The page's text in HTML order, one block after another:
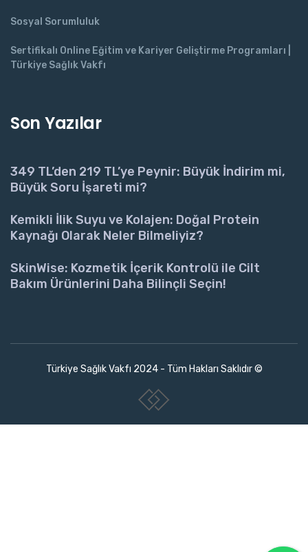
Sosyal Sorumluluk
Sertifikalı Online Eğitim ve Kariyer Geliştirme Programları |
Türkiye Sağlık Vakfı
Son Yazılar
349 TL’den 219 TL’ye Peynir: Büyük İndirim mi,
Büyük Soru İşareti mi?
Kemikli İlik Suyu ve Kolajen: Doğal Protein
Kaynağı Olarak Neler Bilmeliyiz?
SkinWise: Kozmetik İçerik Kontrolü ile Cilt
Bakım Ürünlerini Daha Bilinçli Seçin!
Türkiye Sağlık Vakfı 2024 - Tüm Hakları Saklıdır ©
www.collectivepeople.com.tr